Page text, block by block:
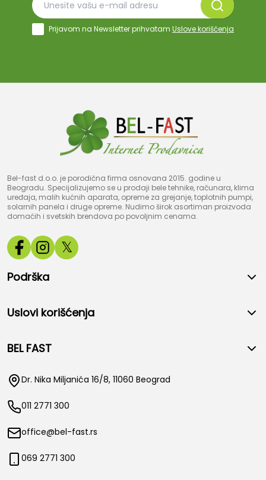
Prijavom na Newsletter prihvatam Uslove korišćenja
Bel-fast d.o.o. je porodična firma osnovana 2015. godine u
Beogradu. Specijalizujemo se u prodaji bele tehnike, računara, klima
uređaja, malih kućnih aparata, opreme za grejanje, toplotnih pumpi,
solarnih panela i druge opreme. Nudimo širok asortiman proizvoda
domaćih i svetskih brendova po povoljnim cenama.
𝕏
Podrška
Uslovi korišćenja
BEL FAST
Dr. Nika Miljanića 16/8, 11060 Beograd
011 2771 300
office@bel-fast.rs
069 2771 300